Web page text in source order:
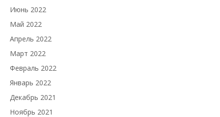
Июнь 2022
Май 2022
Апрель 2022
Март 2022
Февраль 2022
Январь 2022
Декабрь 2021
Ноябрь 2021